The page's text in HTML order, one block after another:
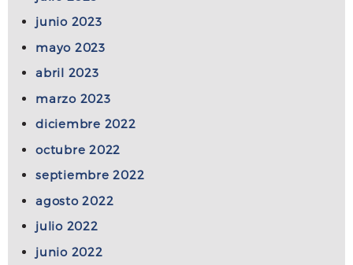
junio 2023
mayo 2023
abril 2023
marzo 2023
diciembre 2022
octubre 2022
septiembre 2022
agosto 2022
julio 2022
junio 2022